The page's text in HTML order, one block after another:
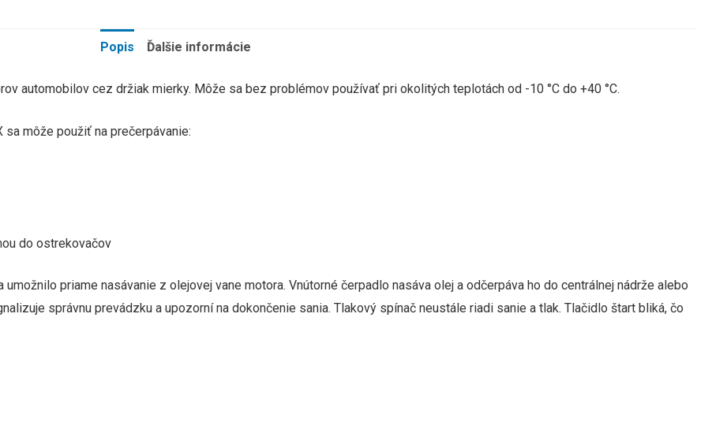
Popis Ďalšie informácie
automobilov cez držiak mierky. Môže sa bez problémov používať pri okolitých teplotách od -10 °C do +40 °C.
sa môže použiť na prečerpávanie:
do ostrekovačov
priame nasávanie z olejovej vane motora. Vnútorné čerpadlo nasáva olej a odčerpáva ho do centrálnej nádrže alebo
správnu prevádzku a upozorní na dokončenie sania. Tlakový spínač neustále riadi sanie a tlak. Tlačidlo štart bliká, čo